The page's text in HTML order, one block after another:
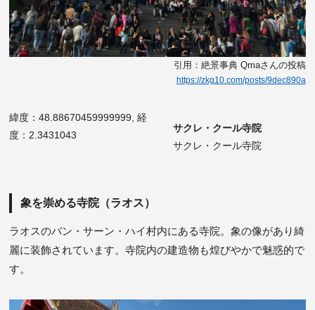
引用：絶景事典 Qmaさんの投稿
https://zkg10.com/posts/9dec890a
緯度：48.88670459999999, 経
度：2.3431043
サクレ・クール寺院
サクレ・クール寺院
象を崇める寺院（ラオス）
ラオスのバン・サーン・ハイ村内にある寺院。象の像があり綺
麗に装飾されています。寺院内の建造物も煌びやかで魅惑的で
す。